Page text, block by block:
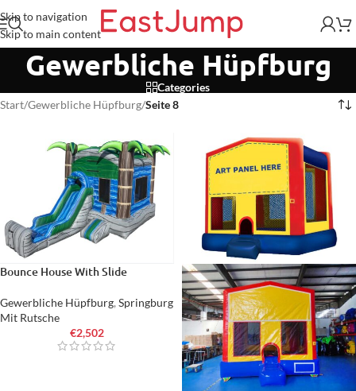
Skip to navigation
Skip to main content
Gewerbliche Hüpfburg
Categories
Start/Gewerbliche Hüpfburg/Seite 8
Bounce House With Slide
Gewerbliche Hüpfburg, Springburg
Mit Rutsche
€2,502